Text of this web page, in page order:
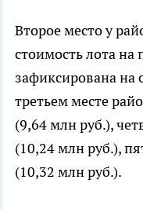
Второе место у
стоимость лота
зафиксирована на
третьем месте
(9,64 млн руб.),
(10,24 млн руб.),
(10,32 млн руб.).